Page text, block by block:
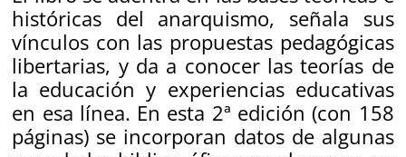
históricas del anarquismo, señala sus
vínculos con las propuestas pedagógicas
libertarias, y da a conocer las teorías de
la educación y experiencias educativas
en esa línea. En esta 2ª edición (con 158
páginas) se incorporan datos de algunas